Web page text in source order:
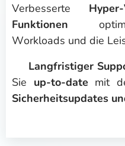
Verbesserte
Funktionen
Workloads und die
Langfristiger
Sie up-to-date mit
Sicherheitsupdates